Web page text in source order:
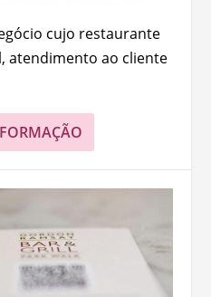
cujo restaurante
atendimento ao cliente